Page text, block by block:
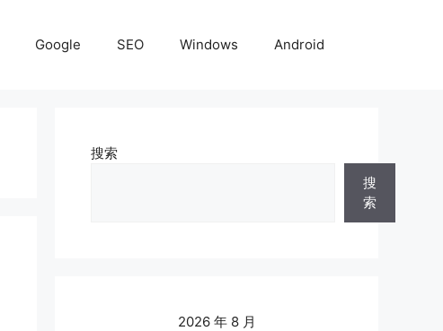
Google SEO Windows Android
搜索
搜
索
2026 年 8 月